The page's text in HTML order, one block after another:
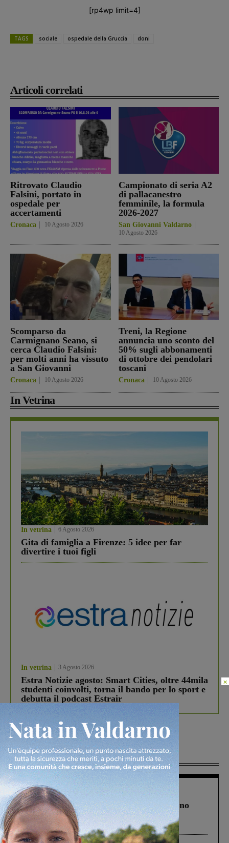
Articoli correlati
Ritrovato Claudio
Falsini, portato in
ospedale per
accertamenti
Cronaca 10 Agosto 2026
Campionato di seria A2
di pallacanestro
femminile, la formula
2026-2027
San Giovanni Valdarno
10 Agosto 2026
Scomparso da
Carmignano Seano, si
cerca Claudio Falsini:
per molti anni ha vissuto
a San Giovanni
Cronaca 10 Agosto 2026
Treni, la Regione
annuncia uno sconto del
50% sugli abbonamenti
di ottobre dei pendolari
toscani
Cronaca 10 Agosto 2026
In Vetrina
In vetrina 6 Agosto 2026
Gita di famiglia a Firenze: 5 idee per far
divertire i tuoi figli
In vetrina 3 Agosto 2026
Estra Notizie agosto: Smart Cities, oltre 44mila
studenti coinvolti, torna il bando per lo sport e
debutta il podcast Estrair
Più lette
Cronaca 4 Agosto 2026
Un anno fa la strage in A1 in cui morirono
Gianni, Giulia e Franco. Lo schianto, il
processo, lo stop ai sorpassi fra tir....
[rp4wp limit=4]
TAGS sociale ospedale della Gruccia doni
×